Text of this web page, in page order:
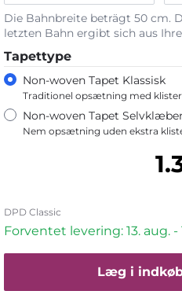
Die Bahnbreite beträgt 50 cm.
letzten Bahn ergibt sich aus
Tapettype
Non-woven Tapet Klassisk
Traditionel opsætning med klister
Non-woven Tapet
Nem opsætning uden ekstra
DPD Classic
Forventet levering: 13. aug. -
Læg i